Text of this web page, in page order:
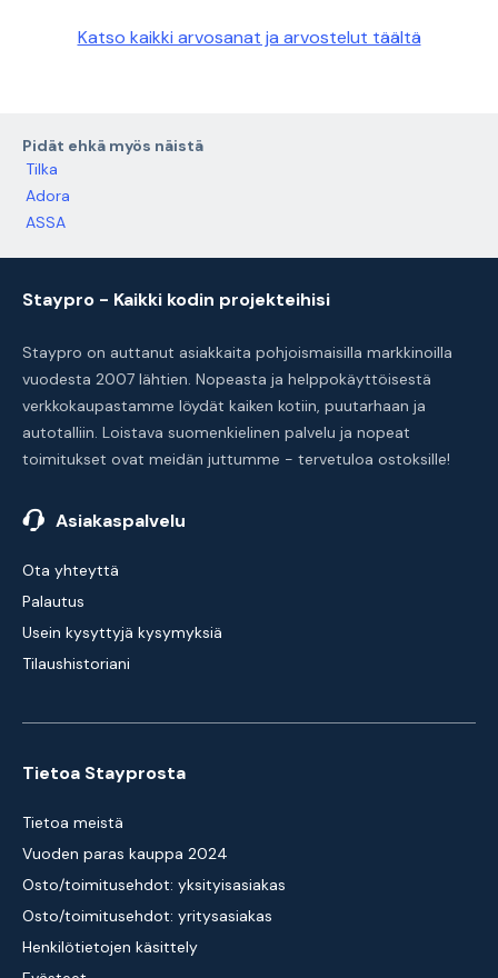
Katso kaikki arvosanat ja arvostelut täältä
Pidät ehkä myös näistä
Tilka
Adora
ASSA
Staypro - Kaikki kodin projekteihisi
Staypro on auttanut asiakkaita pohjoismaisilla markkinoilla
vuodesta 2007 lähtien. Nopeasta ja helppokäyttöisestä
verkkokaupastamme löydät kaiken kotiin, puutarhaan ja
autotalliin. Loistava suomenkielinen palvelu ja nopeat
toimitukset ovat meidän juttumme - tervetuloa ostoksille!
Asiakaspalvelu
Ota yhteyttä
Palautus
Usein kysyttyjä kysymyksiä
Tilaushistoriani
Tietoa Stayprosta
Tietoa meistä
Vuoden paras kauppa 2024
Osto/toimitusehdot: yksityisasiakas
Osto/toimitusehdot: yritysasiakas
Henkilötietojen käsittely